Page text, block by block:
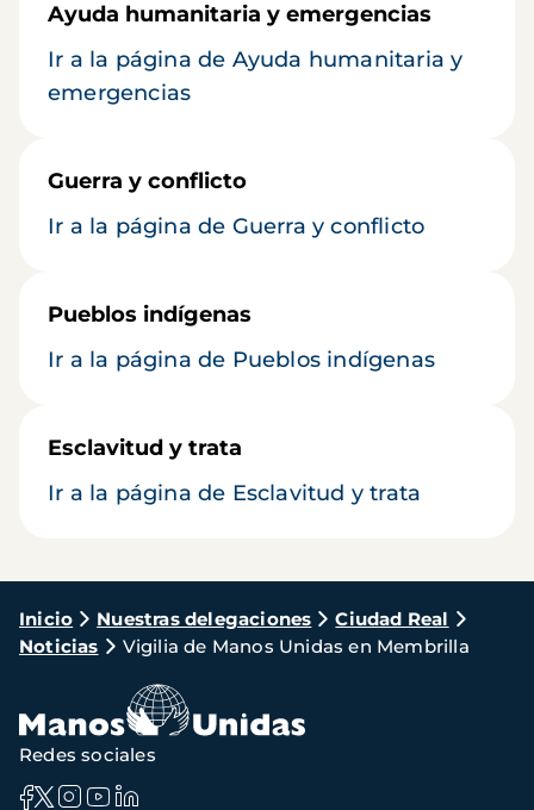
Ayuda humanitaria y emergencias
Ir a la página de Ayuda humanitaria y
emergencias
Guerra y conflicto
Ir a la página de Guerra y conflicto
Pueblos indígenas
Ir a la página de Pueblos indígenas
Esclavitud y trata
Ir a la página de Esclavitud y trata
Ruta
de
navegación
Inicio Nuestras delegaciones
Ciudad Real
Noticias
Vigilia de Manos Unidas en Membrilla
Redes sociales